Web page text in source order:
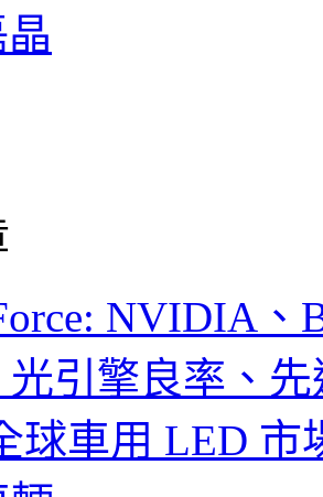
NVIDIA、
光引擎良率、
球車用 LED